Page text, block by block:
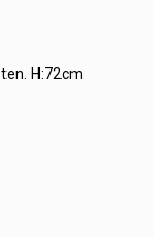
H:72cm